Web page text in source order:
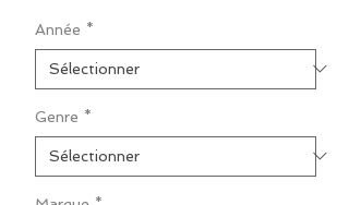
Année *
Genre *